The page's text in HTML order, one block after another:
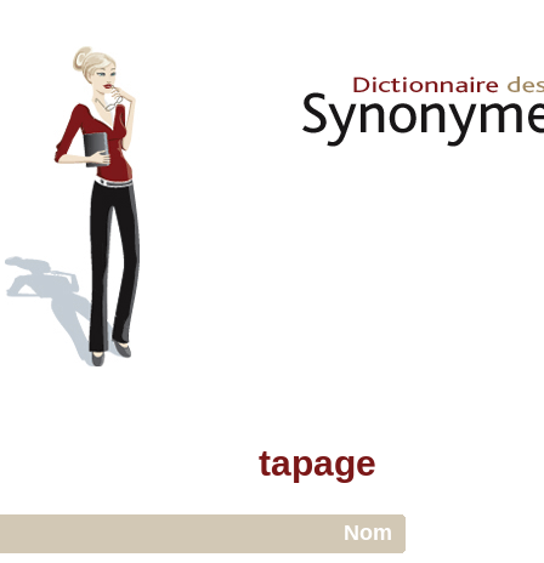
tapage
Nom